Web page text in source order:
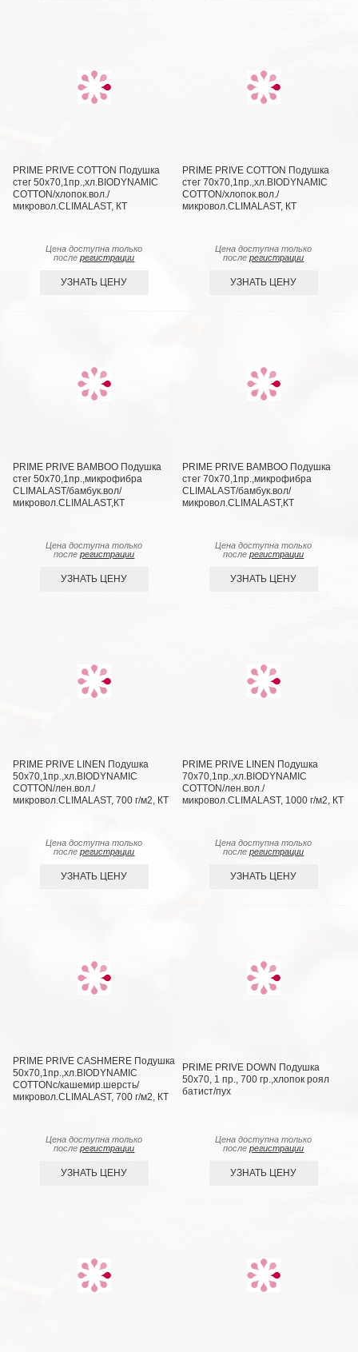
PRIME PRIVE COTTON Подушка
стег 50х70,1пр.,хл.BIODYNAMIC
COTTON/хлопок.вол./
микровол.CLIMALAST, КТ
Цена доступна только
послерегистрации
УЗНАТЬ ЦЕНУ
PRIME PRIVE COTTON Подушка
стег 70х70,1пр.,хл.BIODYNAMIC
COTTON/хлопок.вол./
микровол.CLIMALAST, КТ
Цена доступна только
послерегистрации
УЗНАТЬ ЦЕНУ
PRIME PRIVE BAMBOO Подушка
стег 50х70,1пр.,микрофибра
CLIMALAST/бамбук.вол/
микровол.CLIMALAST,КТ
Цена доступна только
послерегистрации
УЗНАТЬ ЦЕНУ
PRIME PRIVE BAMBOO Подушка
стег 70х70,1пр.,микрофибра
CLIMALAST/бамбук.вол/
микровол.CLIMALAST,КТ
Цена доступна только
послерегистрации
УЗНАТЬ ЦЕНУ
PRIME PRIVE LINEN Подушка
50х70,1пр.,хл.BIODYNAMIC
COTTON/лен.вол./
микровол.CLIMALAST, 700 г/м2, КТ
Цена доступна только
послерегистрации
УЗНАТЬ ЦЕНУ
PRIME PRIVE LINEN Подушка
70х70,1пр.,хл.BIODYNAMIC
COTTON/лен.вол./
микровол.CLIMALAST, 1000 г/м2, КТ
Цена доступна только
послерегистрации
УЗНАТЬ ЦЕНУ
PRIME PRIVE CASHMERE Подушка
50х70,1пр.,хл.BIODYNAMIC
COTTONc/кашемир.шерсть/
микровол.CLIMALAST, 700 г/м2, КТ
Цена доступна только
послерегистрации
УЗНАТЬ ЦЕНУ
PRIME PRIVE DOWN Подушка
50х70, 1 пр., 700 гр.,хлопок роял
батист/пух
Цена доступна только
послерегистрации
УЗНАТЬ ЦЕНУ